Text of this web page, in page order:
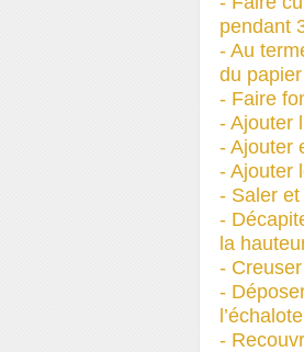
pendant
- Au
du
- Faire
- Ajouter
- Ajouter
- Ajouter
- Saler
-
la
-
-
-